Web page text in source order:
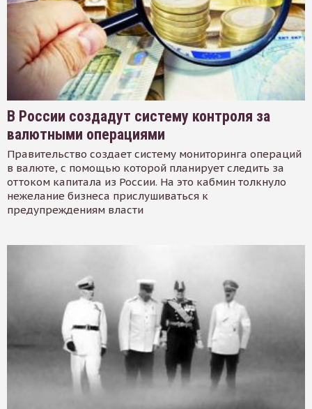
В России создадут систему контроля за
валютными операциями
Правительство создает систему мониторинга операций
в валюте, с помощью которой планирует следить за
оттоком капитала из России. На это кабмин толкнуло
нежелание бизнеса прислушиваться к
предупреждениям власти